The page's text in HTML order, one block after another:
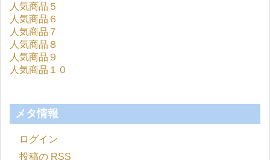
人気商品５
人気商品６
人気商品７
人気商品８
人気商品９
人気商品１０
メタ情報
ログイン
投稿の RSS